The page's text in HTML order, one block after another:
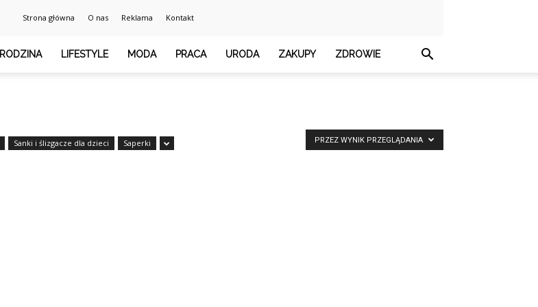
Strona główna O nas Reklama Kontakt
RODZINA LIFESTYLE MODA PRACA URODA ZAKUPY ZDROWIE
Sanki i ślizgacze dla dzieci Saperki PRZEZ WYNIK PRZEGLĄDANIA